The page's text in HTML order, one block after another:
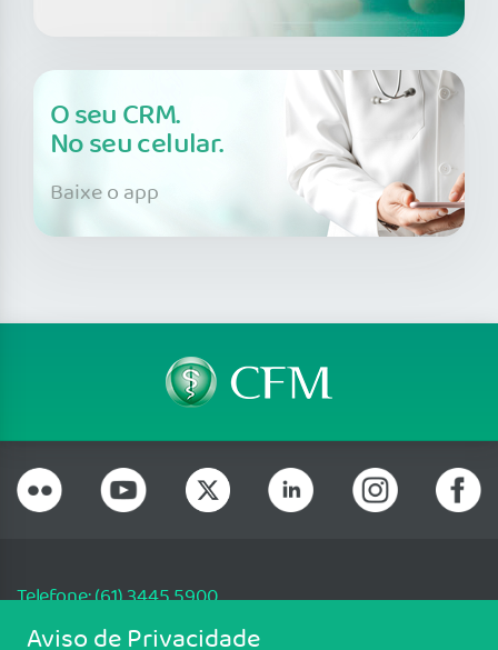
O seu CRM.
No seu celular.
Baixe o app
Telefone: (61) 3445 5900
Email: cfm@portalmedico.org.br
Aviso de Privacidade